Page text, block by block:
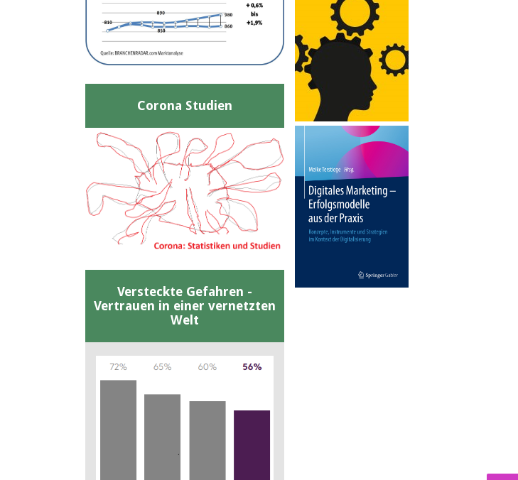
Corona Studien
Versteckte Gefahren -
Vertrauen in einer vernetzten
Welt